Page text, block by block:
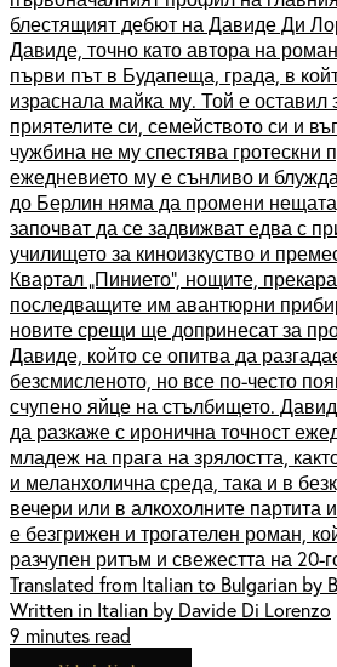
блестящият дебют на Давиде Ди
Давиде, точно като автора на
първи път в Будапеща, града, в
израснала майка му. Той е оставил
приятелите си, семейството си и
чужбина не му спестява гротескни
ежедневието му е сънливо и
до Берлин няма да промени
започват да се задвижват едва с
училището за киноизкуство и
Квартал „Пинието“, нощите,
последващите им авантюрни
новите срещи ще допринесат за
Давиде, който се опитва да
безсмисленото, но все по-често
счупено яйце на стълбището.
да разкаже с иронична точност
младеж на прага на зрялостта,
и меланхолична среда, така и в
вечери или в алкохолните партита
е безгрижен и трогателен роман,
разчупен ритъм и свежестта на 20-
Translated from Italian to Bulgarian by
Written in Italian by Davide Di Lorenzo
9 minutes read